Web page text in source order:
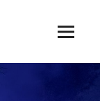
Menü